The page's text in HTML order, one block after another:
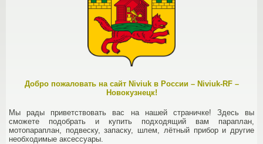
Добро пожаловать на сайт Niviuk в России – Niviuk-RF –
Новокузнецк!
Мы рады приветствовать вас на нашей страничке! Здесь вы
сможете подобрать и купить подходящий вам параплан,
мотопараплан, подвеску, запаску, шлем, лётный прибор и другие
необходимые аксессуары.